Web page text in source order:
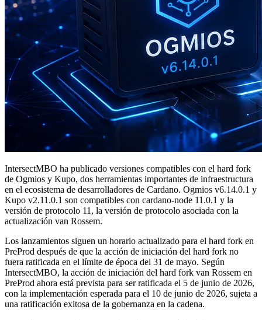
IntersectMBO ha publicado versiones compatibles con el hard fork
de Ogmios y Kupo, dos herramientas importantes de infraestructura
en el ecosistema de desarrolladores de Cardano. Ogmios v6.14.0.1 y
Kupo v2.11.0.1 son compatibles con cardano-node 11.0.1 y la
versión de protocolo 11, la versión de protocolo asociada con la
actualización van Rossem.
Los lanzamientos siguen un horario actualizado para el hard fork en
PreProd después de que la acción de iniciación del hard fork no
fuera ratificada en el límite de época del 31 de mayo. Según
IntersectMBO, la acción de iniciación del hard fork van Rossem en
PreProd ahora está prevista para ser ratificada el 5 de junio de 2026,
con la implementación esperada para el 10 de junio de 2026, sujeta a
una ratificación exitosa de la gobernanza en la cadena.